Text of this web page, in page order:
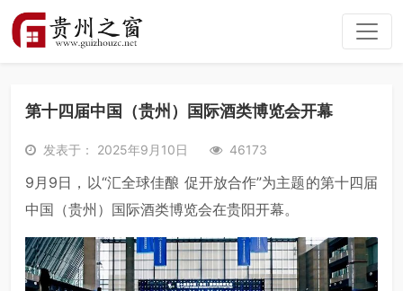
第十四届中国（贵州）国际酒类博览会开幕
发表于： 2025年9月10日 46173
9月9日，以“汇全球佳酿 促开放合作”为主题的第十四届
中国（贵州）国际酒类博览会在贵阳开幕。